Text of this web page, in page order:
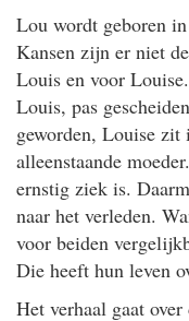
Lou wordt geboren
Kansen zijn er niet
Louis en voor
Louis, pas
geworden, Louise zit
alleenstaande
ernstig ziek is.
naar het verleden.
voor beiden
Die heeft hun leven
Het verhaal gaat